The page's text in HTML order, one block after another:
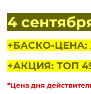
4
+БАСКО-ЦЕНА:
+АКЦИЯ: ТОП
*Цена дня